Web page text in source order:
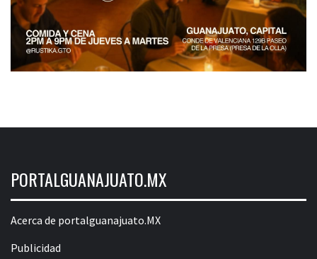
PORTALGUANAJUATO.MX
Acerca de portalguanajuato.MX
Publicidad